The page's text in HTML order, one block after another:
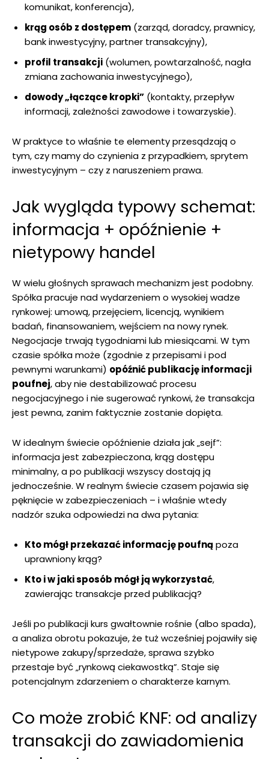
komunikat, konferencja),
krąg osób z dostępem (zarząd, doradcy, prawnicy,
bank inwestycyjny, partner transakcyjny),
profil transakcji (wolumen, powtarzalność, nagła
zmiana zachowania inwestycyjnego),
dowody „łączące kropki” (kontakty, przepływ
informacji, zależności zawodowe i towarzyskie).
W praktyce to właśnie te elementy przesądzają o
tym, czy mamy do czynienia z przypadkiem, sprytem
inwestycyjnym – czy z naruszeniem prawa.
Jak wygląda typowy schemat:
informacja + opóźnienie +
nietypowy handel
W wielu głośnych sprawach mechanizm jest podobny.
Spółka pracuje nad wydarzeniem o wysokiej wadze
rynkowej: umową, przejęciem, licencją, wynikiem
badań, finansowaniem, wejściem na nowy rynek.
Negocjacje trwają tygodniami lub miesiącami. W tym
czasie spółka może (zgodnie z przepisami i pod
pewnymi warunkami) opóźnić publikację informacji
poufnej, aby nie destabilizować procesu
negocjacyjnego i nie sugerować rynkowi, że transakcja
jest pewna, zanim faktycznie zostanie dopięta.
W idealnym świecie opóźnienie działa jak „sejf”:
informacja jest zabezpieczona, krąg dostępu
minimalny, a po publikacji wszyscy dostają ją
jednocześnie. W realnym świecie czasem pojawia się
pęknięcie w zabezpieczeniach – i właśnie wtedy
nadzór szuka odpowiedzi na dwa pytania:
Kto mógł przekazać informację poufnąpoza
uprawniony krąg?
Kto i w jaki sposób mógł ją wykorzystać,
zawierając transakcje przed publikacją?
Jeśli po publikacji kurs gwałtownie rośnie (albo spada),
a analiza obrotu pokazuje, że tuż wcześniej pojawiły się
nietypowe zakupy/sprzedaże, sprawa szybko
przestaje być „rynkową ciekawostką”. Staje się
potencjalnym zdarzeniem o charakterze karnym.
Co może zrobić KNF: od analizy
transakcji do zawiadomienia